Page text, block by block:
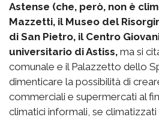
Astense (che, però, non è
Mazzetti, il Museo del
di San Pietro, il Centro
universitario di Astiss, ma si
comunale e il Palazzetto dello
dimenticare la possibilità di
commerciali e supermercati al
climatici informali, se climatizzati